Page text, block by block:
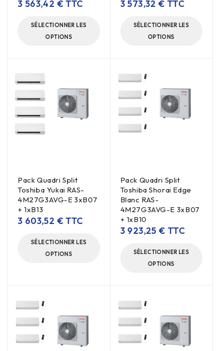
3 563,42 € TTC
SÉLECTIONNER LES
OPTIONS
3 573,32€ TTC
SÉLECTIONNER LES
OPTIONS
Pack Quadri Split
Toshiba Yukai RAS-
4M27G3AVG-E 3xB07
+ 1xB13
3 603,52 € TTC
SÉLECTIONNER LES
OPTIONS
Pack Quadri Split
Toshiba Shorai Edge
Blanc RAS-
4M27G3AVG-E 3xB07
+ 1xB10
3 923,25€ TTC
SÉLECTIONNER LES
OPTIONS